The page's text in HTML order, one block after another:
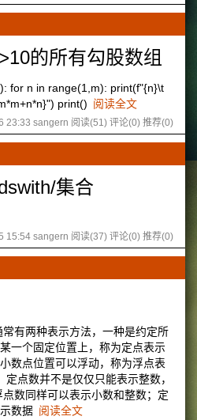
的所有勾股数组
for n in range(1,m): print(f"{n}\t
print() 阅读全文
23:33 sangern 阅读(51) 评论(0) 推荐(0)
集合
15:54 sangern 阅读(37) 评论(0) 推荐(0)
有两种表示方法，一种是约定所
一个固定位置上，称为定点表示
数点位置可以浮动，称为浮点表
点数并不是仅仅只能表示整数，
数同样可以表示小数和整数；定
数据 阅读全文